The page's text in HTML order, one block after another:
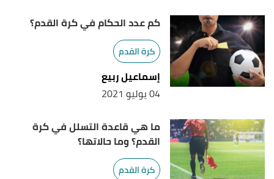
كم عدد الحكام في كرة القدم؟
كرة القدم
إسماعيل ربيع
04 يوليو 2021
ما هي قاعدة التسلل في كرة
القدم؟ وما حالاتها؟
كرة القدم